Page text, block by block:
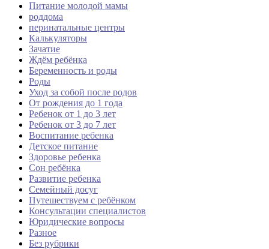
Питание молодой мамы
роддома
перинатальные центры
Калькуляторы
Зачатие
Ждём ребёнка
Беременность и роды
Роды
Уход за собой после родов
От рождения до 1 года
Ребенок от 1 до 3 лет
Ребенок от 3 до 7 лет
Воспитание ребенка
Детское питание
Здоровье ребенка
Сон ребёнка
Развитие ребенка
Семейный досуг
Путешествуем с ребёнком
Консультации специалистов
Юридические вопросы
Разное
Без рубрики